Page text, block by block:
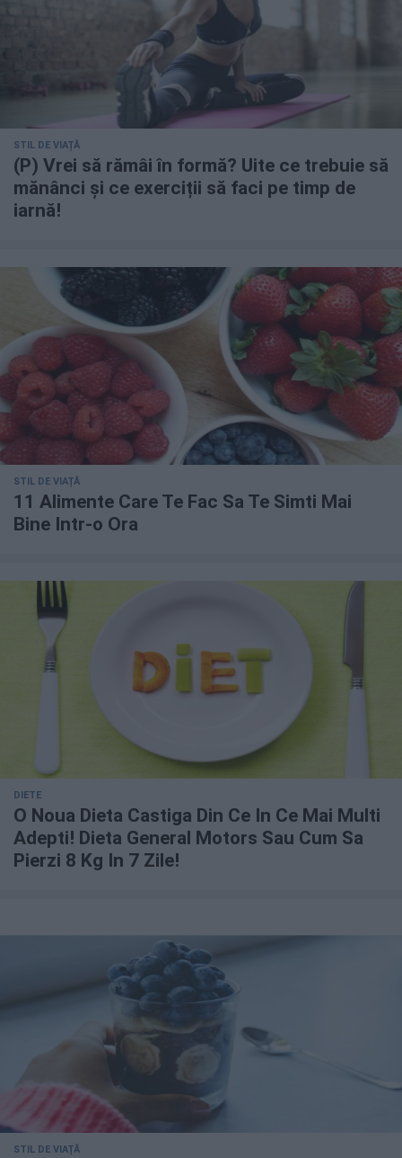
STIL DE VIAȚĂ
(P) Vrei să rămâi în formă? Uite ce trebuie să
mănânci și ce exerciții să faci pe timp de
iarnă!
STIL DE VIAȚĂ
11 Alimente Care Te Fac Sa Te Simti Mai
Bine Intr-o Ora
DIETE
O Noua Dieta Castiga Din Ce In Ce Mai Multi
Adepti! Dieta General Motors Sau Cum Sa
Pierzi 8 Kg In 7 Zile!
STIL DE VIAȚĂ